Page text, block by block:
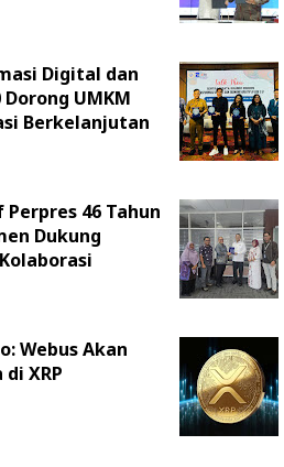
Digital dan
UMKM
Berkelanjutan
46 Tahun
Dukung
Webus Akan
XRP